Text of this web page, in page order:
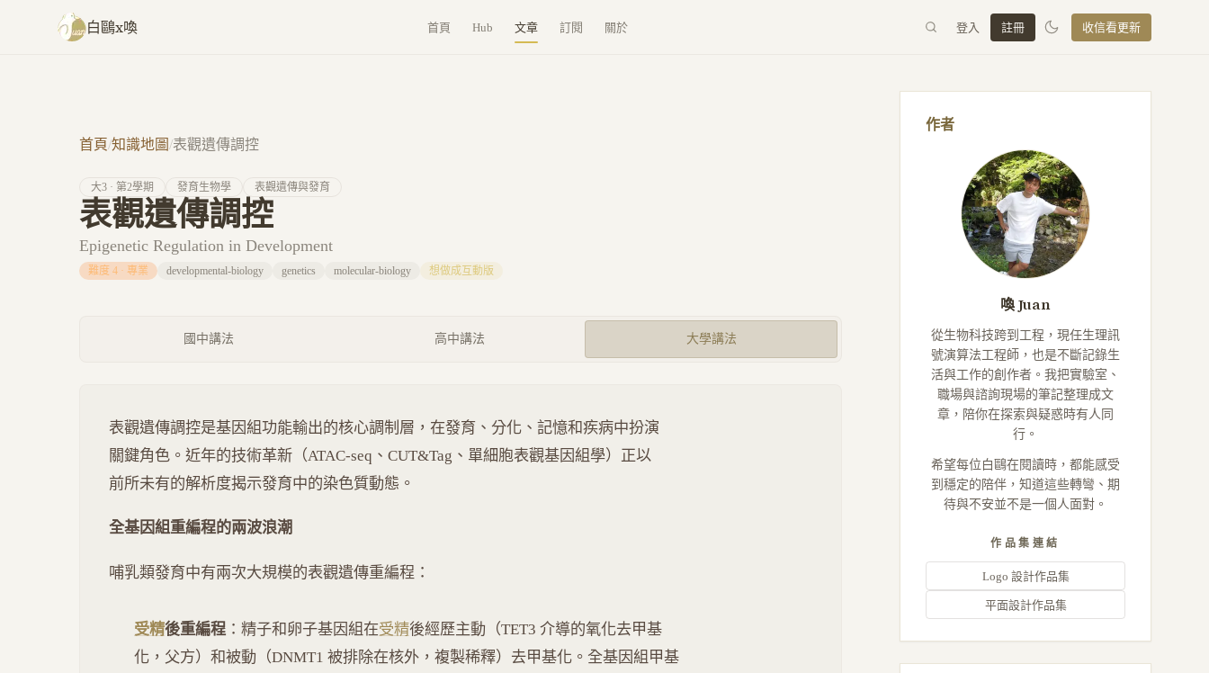
跳至主要內容
白鷗x喚 首頁 Hub 文章 訂閱 關於 登入 註冊 收信看更新
首頁/知識地圖/表觀遺傳調控
大3 · 第2學期 發育生物學 表觀遺傳與發育
表觀遺傳調控
Epigenetic Regulation in Development
難度 4 · 專業 developmental-biology genetics molecular-biology 想做成互動版
國中講法 高中講法 大學講法
表觀遺傳調控是基因組功能輸出的核心調制層，在發育、分化、記憶和疾病中扮演
關鍵角色。近年的技術革新（ATAC-seq、CUT&Tag、單細胞表觀基因組學）正以
前所未有的解析度揭示發育中的染色質動態。
全基因組重編程的兩波浪潮
哺乳類發育中有兩次大規模的表觀遺傳重編程：
受精後重編程 ：精子和卵子基因組在受精後經歷主動（TET3 介導的氧化去甲基
化，父方）和被動（DNMT1 被排除在核外，複製稀釋）去甲基化。全基因組甲基
作者
喚 Juan
從生物科技跨到工程，現任生理訊
號演算法工程師，也是不斷記錄生
活與工作的創作者。我把實驗室、
職場與諮詢現場的筆記整理成文
章，陪你在探索與疑惑時有人同
行。
希望每位白鷗在閱讀時，都能感受
到穩定的陪伴，知道這些轉彎、期
待與不安並不是一個人面對。
作品集連結
Logo 設計作品集
平面設計作品集